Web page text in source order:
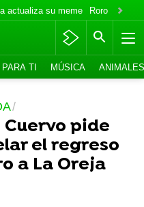
actualiza su meme Roro lo niega
PARA TI MÚSICA ANIMALES
pide
el regreso
a La Oreja